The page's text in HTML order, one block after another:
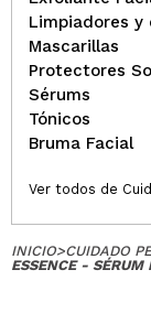
Limpiadores y
Mascarillas
Protectores
Sérums
Tónicos
Bruma Facial
Ver todos de
INICIO>CUIDADO
ESSENCE -